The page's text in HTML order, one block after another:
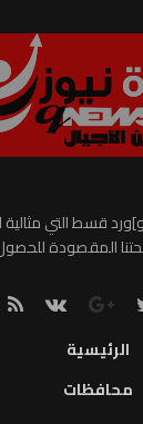
قسط التي مثالية
المقصودة
الرئيسية
محافظات